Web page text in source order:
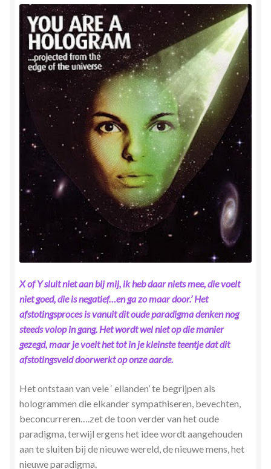
X of Y sluit niet aan bij mij, ik heb daar niets mee, die voelt
niet goed, die is negatief…en ga zo maar door.’ Het
afstotingsproces is vanuit dit oude paradigma denken nog
steeds volop in gang. Het wordt wel niet op die manier
gezegd, maar je voelt het tot in je kleinste teentje dat dit
afstotingsveld doorwerkt op onze aarde.
Het ontstaan van vele ‘ eilanden’ te begrijpen als
hologrammen die elkander sympathiseren, bevechten,
beconcurreren….zet de toon verder van het oude
paradigma, terwijl ergens het idee wordt aangehouden
aan te sluiten bij de nieuwe wereld, de nieuwe mens, het
nieuwe paradigma.